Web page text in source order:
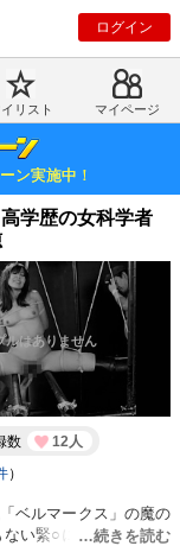
ログイン
リスト マイページ
ン実施中！
学歴の女科学者
数
12人
）
ベルマークス」の魔の
い緊○により穴という